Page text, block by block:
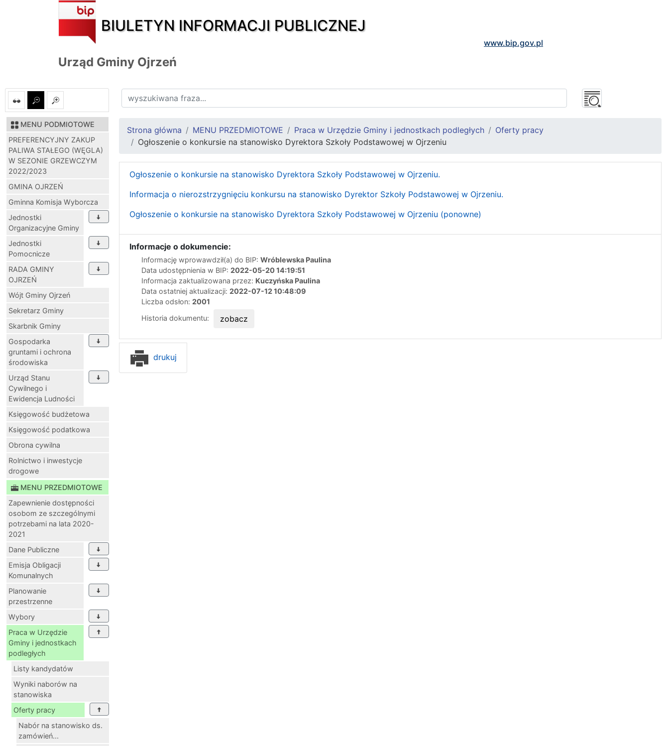
BIULETYN INFORMACJI PUBLICZNEJ
www.bip.gov.pl
Urząd Gminy Ojrzeń
MENU PODMIOTOWE
PREFERENCYJNY ZAKUP
PALIWA STAŁEGO (WĘGLA)
W SEZONIE GRZEWCZYM
2022/2023
GMINA OJRZEŃ
Gminna Komisja Wyborcza
Jednostki
Organizacyjne Gminy
Jednostki
Pomocnicze
RADA GMINY
OJRZEŃ
Wójt Gminy Ojrzeń
Sekretarz Gminy
Skarbnik Gminy
Gospodarka
gruntami i ochrona
środowiska
Urząd Stanu
Cywilnego i
Ewidencja Ludności
Księgowość budżetowa
Księgowość podatkowa
Obrona cywilna
Rolnictwo i inwestycje
drogowe
MENU PRZEDMIOTOWE
Zapewnienie dostępności
osobom ze szczególnymi
potrzebami na lata 2020-
2021
Dane Publiczne
Emisja Obligacji
Komunalnych
Planowanie
przestrzenne
Wybory
Praca w Urzędzie
Gminy i jednostkach
podległych
Listy kandydatów
Wyniki naborów na
stanowiska
Oferty pracy
Nabór na stanowisko ds.
zamówień...
Strona główna MENU PRZEDMIOTOWE Praca w Urzędzie Gminy i jednostkach podległych
Oferty pracy
Ogłoszenie o konkursie na stanowisko Dyrektora Szkoły Podstawowej w Ojrzeniu
Ogłoszenie o konkursie na stanowisko Dyrektora Szkoły Podstawowej w Ojrzeniu.
Informacja o nierozstrzygnięciu konkursu na stanowisko Dyrektor Szkoły Podstawowej w Ojrzeniu.
Ogłoszenie o konkursie na stanowisko Dyrektora Szkoły Podstawowej w Ojrzeniu (ponowne)
Informacje o dokumencie:
Informację wprowawdził(a) do BIP: Wróblewska Paulina
Data udostępnienia w BIP: 2022-05-20 14:19:51
Informacja zaktualizowana przez: Kuczyńska Paulina
Data ostatniej aktualizacji: 2022-07-12 10:48:09
Liczba odsłon: 2001
Historia dokumentu:
zobacz
drukuj